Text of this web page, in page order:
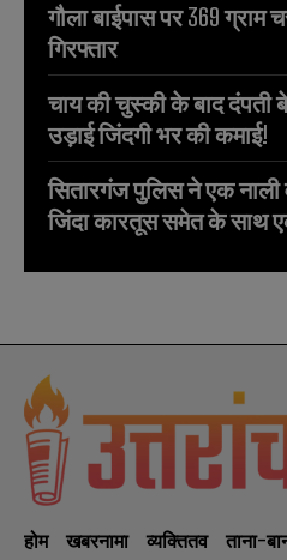
गौला बाईपास पर 369
गिरफ्तार
चाय की चुस्की के बाद दंपती
उड़ाई जिंदगी भर की कमाई!
सितारगंज पुलिस ने एक
जिंदा कारतूस समेत के साथ
होम खबरनामा व्यक्तितव ताना-